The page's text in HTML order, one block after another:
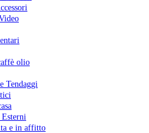
olio
Tendaggi
e in affitto